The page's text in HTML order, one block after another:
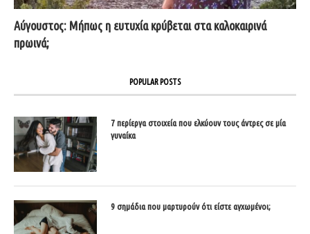
Αύγουστος: Μήπως η ευτυχία κρύβεται στα καλοκαιρινά
πρωινά;
POPULAR POSTS
7 περίεργα στοιχεία που ελκύουν τους άντρες σε μία
γυναίκα
9 σημάδια που μαρτυρούν ότι είστε αγχωμένοι;